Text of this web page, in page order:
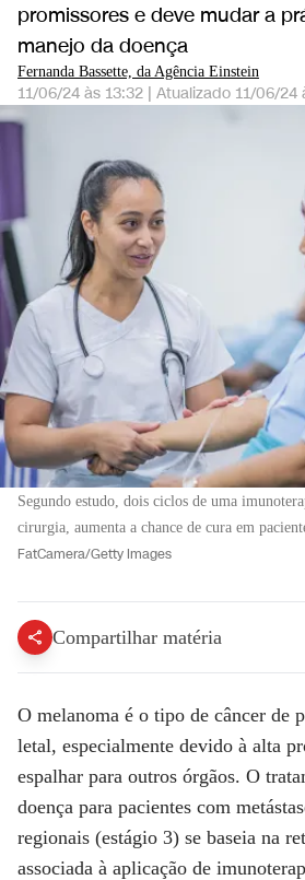
promissores e deve mudar a
manejo da doença
Fernanda Bassette, da Agência Einstein
11/06/24 às 13:32 | Atualizado 11/06/24
Segundo estudo, dois ciclos de uma
cirurgia, aumenta a chance de cura em
FatCamera/Getty Images
Compartilhar matéria
O melanoma é o tipo de câncer de
letal, especialmente devido à alta
espalhar para outros órgãos. O
doença para pacientes com
regionais (estágio 3) se baseia na
associada à aplicação de